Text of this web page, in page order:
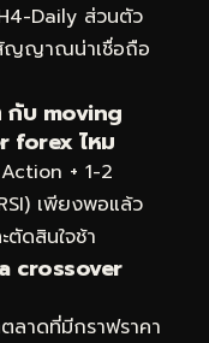
Daily ส่วนตัว
สัญญาณน่าเชื่อถือ
กับ moving
forex ไหม
+ 1-2
เพียงพอแล้ว
ดสินใจช้า
crossover
ลาดที่มีกราฟราคา